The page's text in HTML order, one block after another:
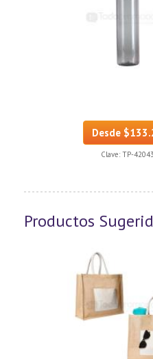
Desde
Clave: TP-42043
Productos